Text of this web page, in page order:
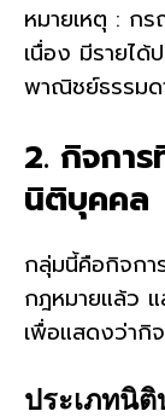
หมายเหตุ : ก
เนื่อง มีรายได้
พาณิชย์ธรรมด
2. กิจกา
นิติบุคคล
กลุ่มนี้คือกิจกา
กฎหมายแล้ว
เพื่อแสดงว่ากิ
ประเภทนิ